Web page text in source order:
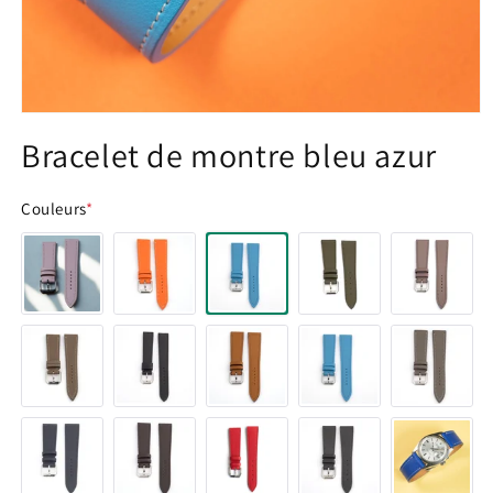
média
1
une
fenêtre
modale
Bracelet de montre bleu azur
Couleurs*